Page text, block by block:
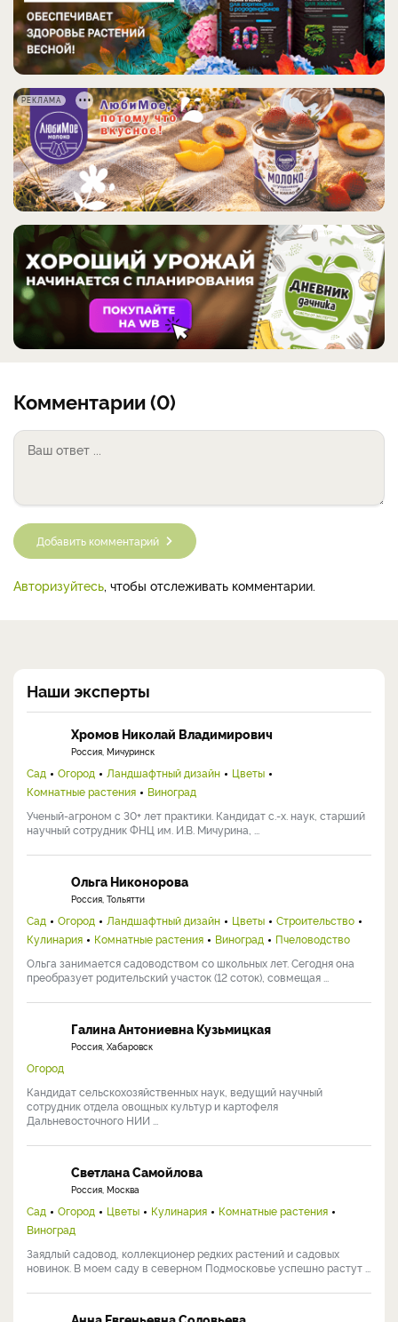
РЕКЛАМА
Комментарии (0)
Добавить комментарий
Авторизуйтесь , чтобы отслеживать комментарии.
Наши эксперты
Хромов Николай Владимирович
Россия, Мичуринск
Сад Огород Ландшафтный дизайн
Цветы
Комнатные растения
Виноград
Ученый-агроном с 30+ лет практики. Кандидат с.-х. наук, старший
научный сотрудник ФНЦ им. И.В. Мичурина, ...
Ольга Никонорова
Россия, Тольятти
Сад Огород Ландшафтный дизайн Цветы
Строительство
Кулинария
Комнатные растения Виноград
Пчеловодство
Ольга занимается садоводством со школьных лет. Сегодня она
преобразует родительский участок (12 соток), совмещая ...
Галина Антониевна Кузьмицкая
Россия, Хабаровск
Огород
Кандидат сельскохозяйственных наук, ведущий научный
сотрудник отдела овощных культур и картофеля
Дальневосточного НИИ ...
Светлана Самойлова
Россия, Москва
Сад Огород Цветы Кулинария
Комнатные растения
Виноград
Заядлый садовод, коллекционер редких растений и садовых
новинок. В моем саду в северном Подмосковье успешно растут ...